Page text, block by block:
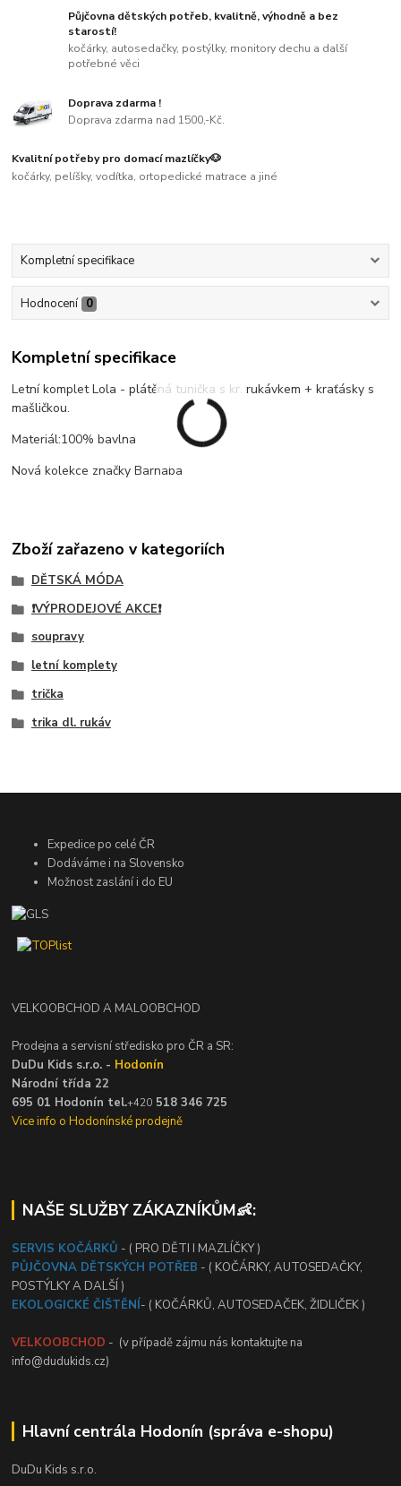
Půjčovna dětských potřeb, kvalitně, výhodně a bez
starostí!
kočárky, autosedačky, postýlky, monitory dechu a další
potřebné věci
Doprava zdarma !
Doprava zdarma nad 1500,-Kč.
Kvalitní potřeby pro domací mazlíčky🐶
kočárky, pelíšky, vodítka, ortopedické matrace a jiné
Kompletní specifikace
Hodnocení 0
Kompletní specifikace
Letní komplet Lola - plátěná tunička s kr. rukávkem + kraťásky s
mašličkou.
Materiál:100% bavlna
Nová kolekce značky Barnaba
Zboží zařazeno v kategoriích
DĚTSKÁ MÓDA
❗VÝPRODEJOVÉ AKCE❗
soupravy
letní komplety
trička
trika dl. rukáv
Expedice po celé ČR
Dodáváme i na Slovensko
Možnost zaslání i do EU
VELKOOBCHOD A MALOOBCHOD
Prodejna a servisní středisko pro ČR a SR:
DuDu Kids s.r.o. - Hodonín
Národní třída 22
695 01 Hodonín tel.+420 518 346 725
Vice info o Hodonínské prodejně
NAŠE SLUŽBY ZÁKAZNÍKŮM👶:
SERVIS KOČÁRKŮ - ( PRO DĚTI I MAZLÍČKY )
PŮJČOVNA DĚTSKÝCH POTŘEB - ( KOČÁRKY, AUTOSEDAČKY,
POSTÝLKY A DALŠÍ )
EKOLOGICKÉ ČIŠTĚNÍ- ( KOČÁRKŮ, AUTOSEDAČEK, ŽIDLIČEK )
VELKOOBCHOD - (v případě zájmu nás kontaktujte na
info@dudukids.cz)
Hlavní centrála Hodonín (správa e-shopu)
DuDu Kids s.r.o.